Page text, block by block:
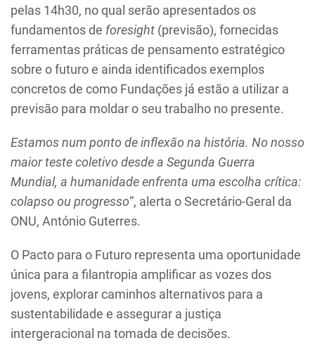
pelas 14h30, no qual serão apresentados os
fundamentos de foresight (previsão), fornecidas
ferramentas práticas de pensamento estratégico
sobre o futuro e ainda identificados exemplos
concretos de como Fundações já estão a utilizar a
previsão para moldar o seu trabalho no presente.
Estamos num ponto de inflexão na história. No nosso
maior teste coletivo desde a Segunda Guerra
Mundial, a humanidade enfrenta uma escolha crítica:
colapso ou progresso“, alerta o Secretário-Geral da
ONU, António Guterres.
O Pacto para o Futuro representa uma oportunidade
única para a filantropia amplificar as vozes dos
jovens, explorar caminhos alternativos para a
sustentabilidade e assegurar a justiça
intergeracional na tomada de decisões.